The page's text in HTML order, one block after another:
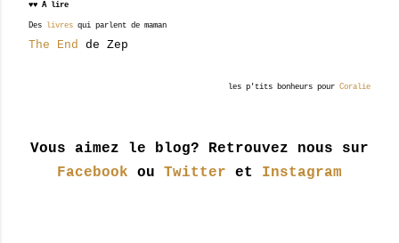
♥♥ À lire
Des livres qui parlent de maman
The End de Zep
les p'tits bonheurs pour Coralie
Vous aimez le blog? Retrouvez nous sur
Facebook ou Twitter et Instagram